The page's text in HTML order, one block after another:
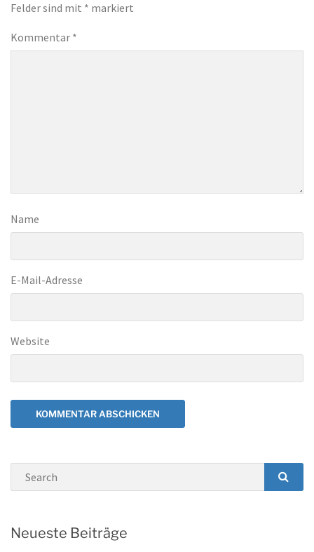
Felder sind mit * markiert
Kommentar *
Name
E-Mail-Adresse
Website
Search
Neueste Beiträge